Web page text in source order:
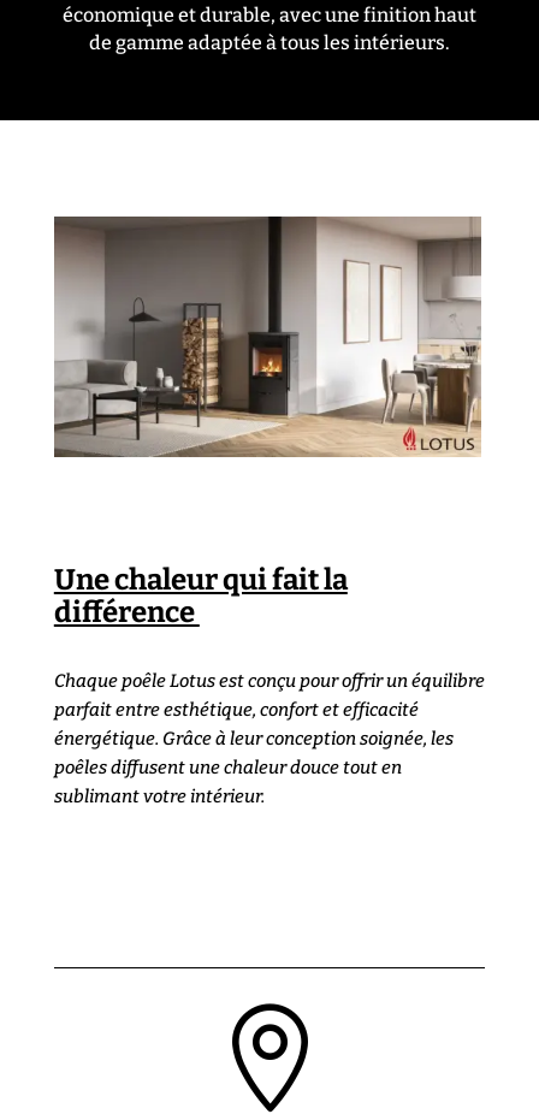
économique et durable, avec une finition haut
de gamme adaptée à tous les intérieurs.
Une chaleur qui fait la
différence
Chaque poêle Lotus est conçu pour offrir un équilibre
parfait entre esthétique, confort et efficacité
énergétique. Grâce à leur conception soignée, les
poêles diffusent une chaleur douce tout en
sublimant votre intérieur.
